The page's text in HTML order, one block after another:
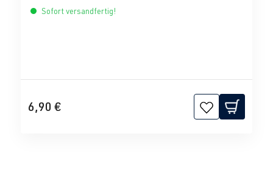
Sofort versandfertig!
6,90 €